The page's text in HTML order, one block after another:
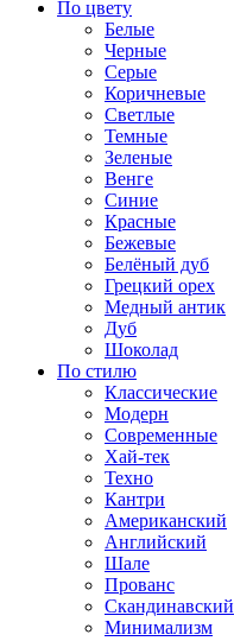
По цвету
Белые
Черные
Серые
Коричневые
Светлые
Темные
Зеленые
Венге
Синие
Красные
Бежевые
Белёный дуб
Грецкий орех
Медный антик
Дуб
Шоколад
По стилю
Классические
Модерн
Современные
Хай-тек
Техно
Кантри
Американский
Английский
Шале
Прованс
Скандинавский
Минимализм